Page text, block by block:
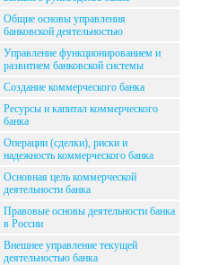
Общие основы управления
банковской деятельностью
Управление функционированием и
развитием банковской системы
Создание коммерческого банка
Ресурсы и капитал коммерческого
банка
Операции (сделки), риски и
надежность коммерческого банка
Основная цель коммерческой
деятельности банка
Правовые основы деятельности банка
в России
Внешнее управление текущей
деятельностью банка